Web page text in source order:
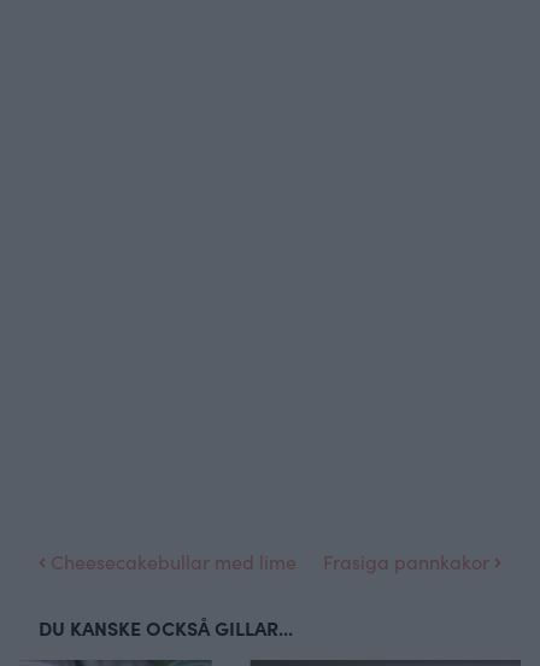
Cheesecakebullar med lime Frasiga pannkakor
DU KANSKE OCKSÅ GILLAR...